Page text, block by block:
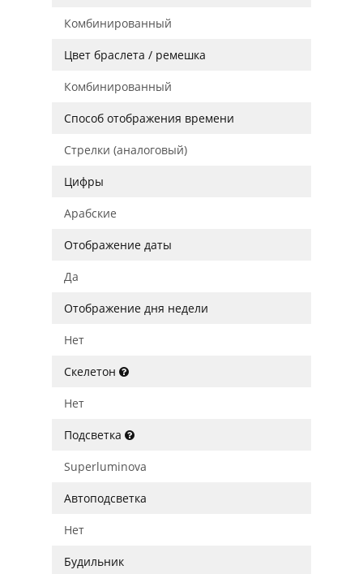
Комбинированный
Цвет браслета / ремешка
Комбинированный
Способ отображения времени
Стрелки (аналоговый)
Цифры
Арабские
Отображение даты
Да
Отображение дня недели
Нет
Скелетон
Нет
Подсветка
Superluminova
Автоподсветка
Нет
Будильник